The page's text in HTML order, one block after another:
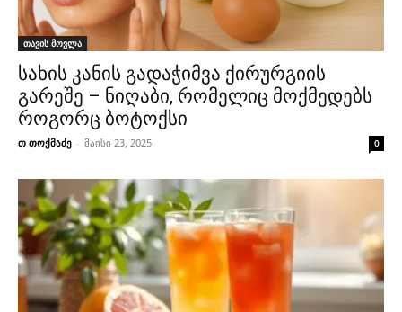
თავის მოვლა
სახის კანის გადაჭიმვა ქირურგიის
გარეშე – ნიღაბი, რომელიც მოქმედებს
როგორც ბოტოქსი
თ თოქმაძე - მაისი 23, 2025 0